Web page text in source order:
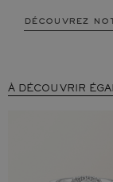
découvrez
À DÉCOUVRIR